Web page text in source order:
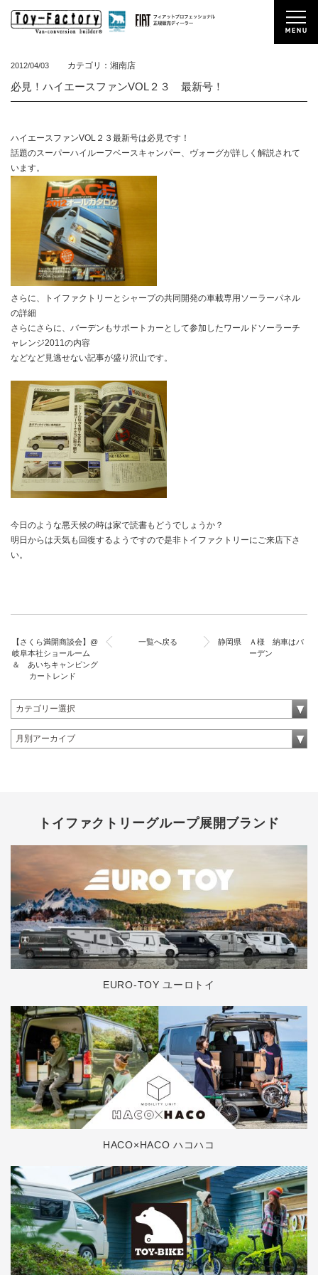
2012/04/03 カテゴリ：湘南店
必見！ハイエースファンVOL２３ 最新号！
ハイエースファンVOL２３最新号は必見です！
話題のスーパーハイルーフベースキャンパー、ヴォーグが詳しく解説されて
います。
さらに、トイファクトリーとシャープの共同開発の車載専用ソーラーパネル
の詳細
さらにさらに、バーデンもサポートカーとして参加したワールドソーラーチ
ャレンジ2011の内容
などなど見逃せない記事が盛り沢山です。
今日のような悪天候の時は家で読書もどうでしょうか？
明日からは天気も回復するようですので是非トイファクトリーにご来店下さ
い。
【さくら満開商談会】@
岐阜本社ショールーム
＆ あいちキャンピング
カートレンド
一覧へ戻る
静岡県 Ａ様 納車はバ
ーデン
トイファクトリーグループ展開ブランド
EURO-TOY ユーロトイ
HACO×HACO ハコハコ